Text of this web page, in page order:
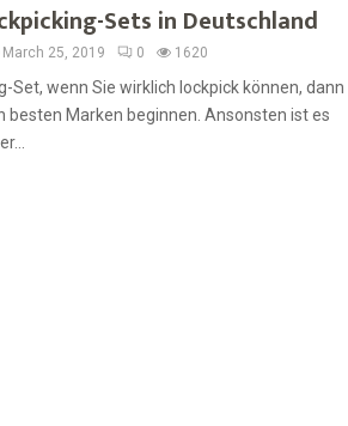
Sets in Deutschland
March 25, 2019 0 1620
Set, wenn Sie wirklich lockpick können, dann
besten Marken beginnen. Ansonsten ist es